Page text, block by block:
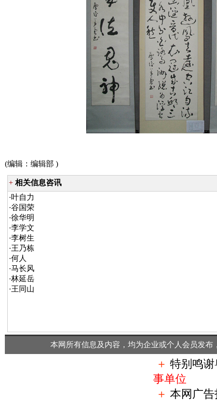
(编辑： 编辑部 )
+ 相关信息咨讯
·叶自力
·谷国荣
·徐华明
·李学文
·李树生
·王乃栋
·何人
·马长风
·林延岳
·王同山
本网所有信息及内容，均为企业或个人会员发
＋ 特别鸣
事单位
＋ 本网广